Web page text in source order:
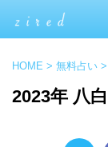
HOME > 無料占い >
2023年 八